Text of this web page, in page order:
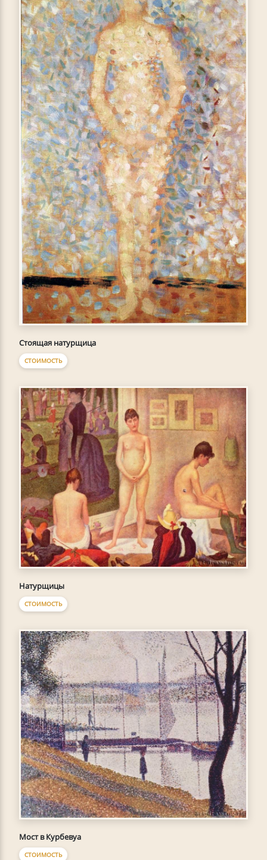
Стоящая натурщица
СТОИМОСТЬ
Натурщицы
СТОИМОСТЬ
Мост в Курбевуа
СТОИМОСТЬ